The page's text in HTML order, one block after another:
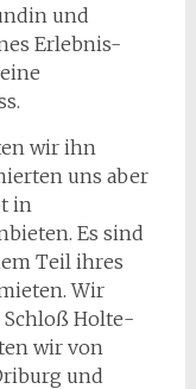
und
Erlebnis-
wir ihn
uns aber
in
Es sind
Teil ihres
Wir
Holte-
wir von
und